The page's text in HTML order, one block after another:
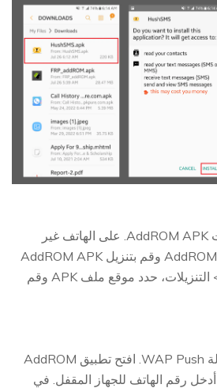
تنزيل وتثبيت AddROM APK. على الهاتف غير
المقفل، قم بزيارة موقع AddROM وقم بتنزيل AddROM APK
مجانًا. اذهب إلى ملفاتي > التنزيلات، حدد موقع ملف APK وقم
إرسال رسالة WAP Push. افتح تطبيق AddROM
واختر WAP PUSH SL. أدخل رقم الهاتف للجهاز المقفل. في